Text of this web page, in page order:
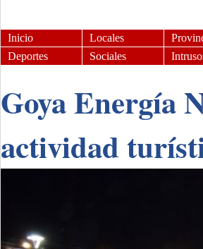
Inicio Locales
Deportes
Sociales
Goya Energía
actividad